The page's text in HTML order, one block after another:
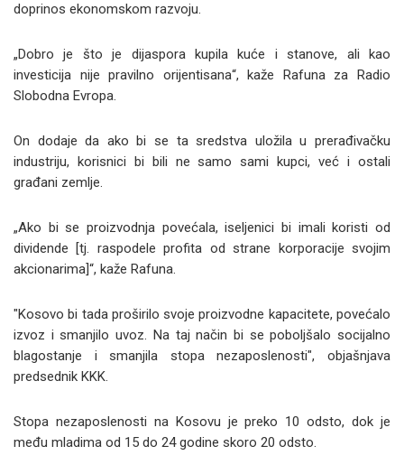
doprinos ekonomskom razvoju.
„Dobro je što je dijaspora kupila kuće i stanove, ali kao
investicija nije pravilno orijentisana“, kaže Rafuna za Radio
Slobodna Evropa.
On dodaje da ako bi se ta sredstva uložila u prerađivačku
industriju, korisnici bi bili ne samo sami kupci, već i ostali
građani zemlje.
„Ako bi se proizvodnja povećala, iseljenici bi imali koristi od
dividende [tj. raspodele profita od strane korporacije svojim
akcionarima]“, kaže Rafuna.
"Kosovo bi tada proširilo svoje proizvodne kapacitete, povećalo
izvoz i smanjilo uvoz. Na taj način bi se poboljšalo socijalno
blagostanje i smanjila stopa nezaposlenosti", objašnjava
predsednik KKK.
Stopa nezaposlenosti na Kosovu je preko 10 odsto, dok je
među mladima od 15 do 24 godine skoro 20 odsto.